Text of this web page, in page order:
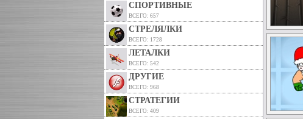
СПОРТИВНЫЕ
ВСЕГО: 657
СТРЕЛЯЛКИ
ВСЕГО: 1728
ЛЕТАЛКИ
ВСЕГО: 542
ДРУГИЕ
ВСЕГО: 968
СТРАТЕГИИ
ВСЕГО: 409